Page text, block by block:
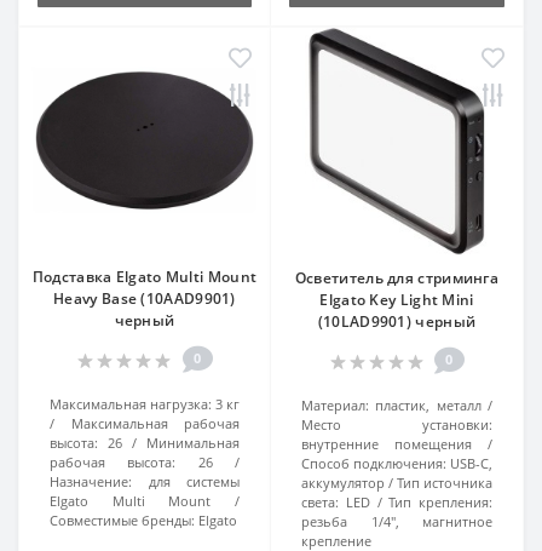
Подставка Elgato Multi Mount
Heavy Base (10AAD9901)
черный
0
Максимальная нагрузка: 3 кг
Максимальная рабочая
высота: 26
Минимальная
рабочая высота:
26
Назначение:
для системы
Elgato Multi Mount
Совместимые бренды: Elgato
Осветитель для стриминга
Elgato Key Light Mini
(10LAD9901) черный
0
Материал: пластик, металл
Место установки:
внутренние помещения
Способ подключения: USB-C,
аккумулятор
Тип источника
света: LED
Тип крепления:
резьба 1/4", магнитное
крепление